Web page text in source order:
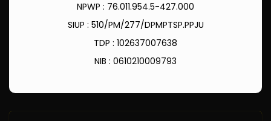
NPWP : 76.011.954.5-427.000
SIUP : 510/PM/277/DPMPTSP.PPJU
TDP : 102637007638
NIB : 0610210009793